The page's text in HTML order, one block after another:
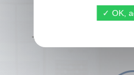
+33 (0) 1 44 41 29 19
OK,